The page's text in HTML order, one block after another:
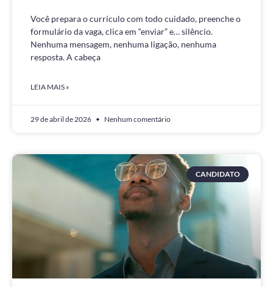
Você prepara o currículo com todo cuidado, preenche o
formulário da vaga, clica em “enviar” e… silêncio.
Nenhuma mensagem, nenhuma ligação, nenhuma
resposta. A cabeça
LEIA MAIS »
29 de abril de 2026 Nenhum comentário
CANDIDATO